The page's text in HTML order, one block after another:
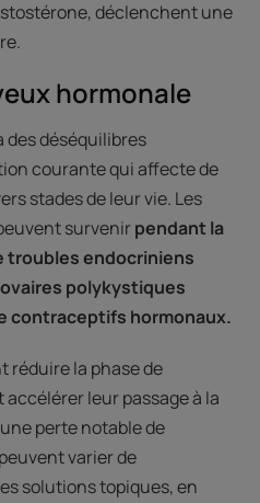
déclenchent une
hormonale
des déséquilibres
courante qui affecte de
stades de leur vie. Les
survenirpendant la
troubles endocriniens
polykystiques
contraceptifs hormonaux.
réduire la phase de
leur passage à la
perte notable de
varier de
solutions topiques, en